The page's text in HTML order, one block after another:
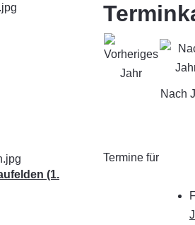
(1.
Nach
Termine für